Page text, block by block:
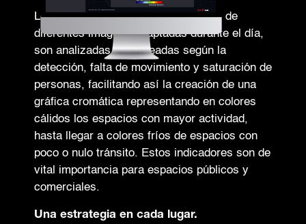
Los mapas de calor se crean a partir de
diferentes imágenes captadas durante el día,
son analizadas y coloreadas según la
detección, falta de movimiento y saturación de
personas, facilitando así la creación de una
gráfica cromática representando en colores
cálidos los espacios con mayor actividad,
hasta llegar a colores fríos de espacios con
poco o nulo tránsito. Estos indicadores son de
vital importancia para espacios públicos y
comerciales.
Una estrategia en cada lugar.